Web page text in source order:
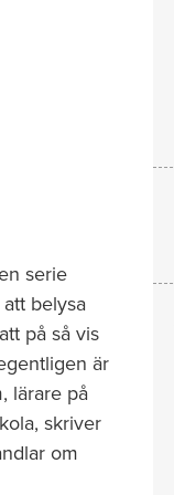
serie
belysa
på så vis
är
lärare på
skriver
om